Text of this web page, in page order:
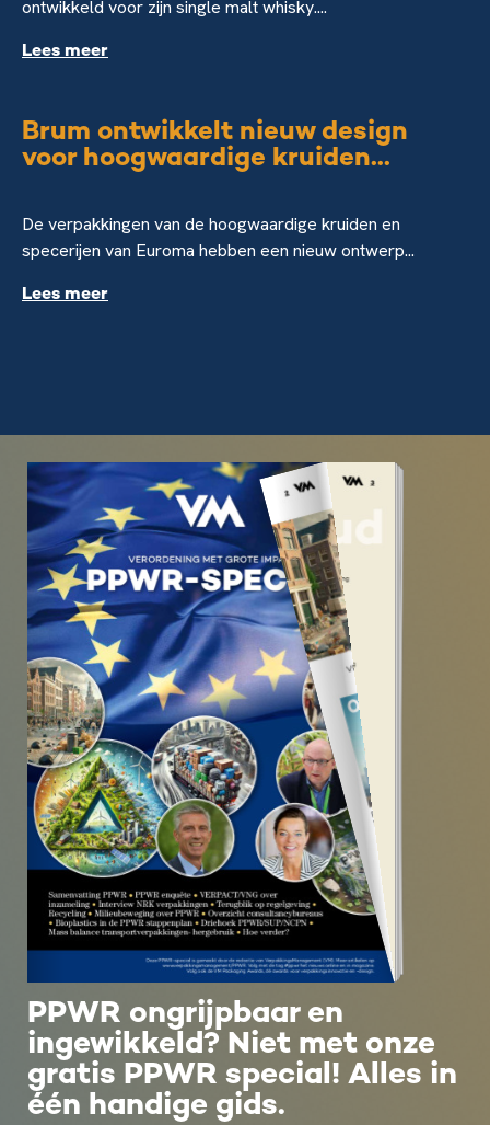
ontwikkeld voor zijn single malt whisky....
Lees meer
Brum ontwikkelt nieuw design
voor hoogwaardige kruiden...
De verpakkingen van de hoogwaardige kruiden en
specerijen van Euroma hebben een nieuw ontwerp...
Lees meer
PPWR ongrijpbaar en
ingewikkeld? Niet met onze
gratis PPWR special! Alles in
één handige gids.